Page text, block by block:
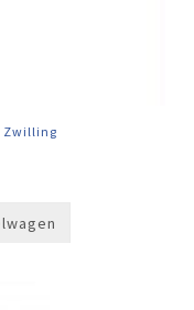
Zwilling